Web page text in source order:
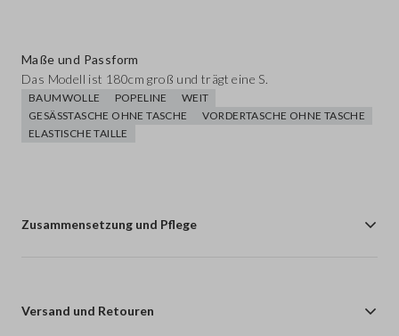
Maße und Passform
Das Modell ist 180cm groß und trägt eine S.
BAUMWOLLE POPELINE
WEIT
GESÄSSTASCHE OHNE TASCHE
VORDERTASCHE OHNE TASCHE
ELASTISCHE TAILLE
Zusammensetzung und Pflege
Versand und Retouren